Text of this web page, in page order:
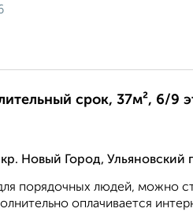
срок, 37м², 6/9
Новый Город, Ульяновский
порядочных людей, можно
оплачивается